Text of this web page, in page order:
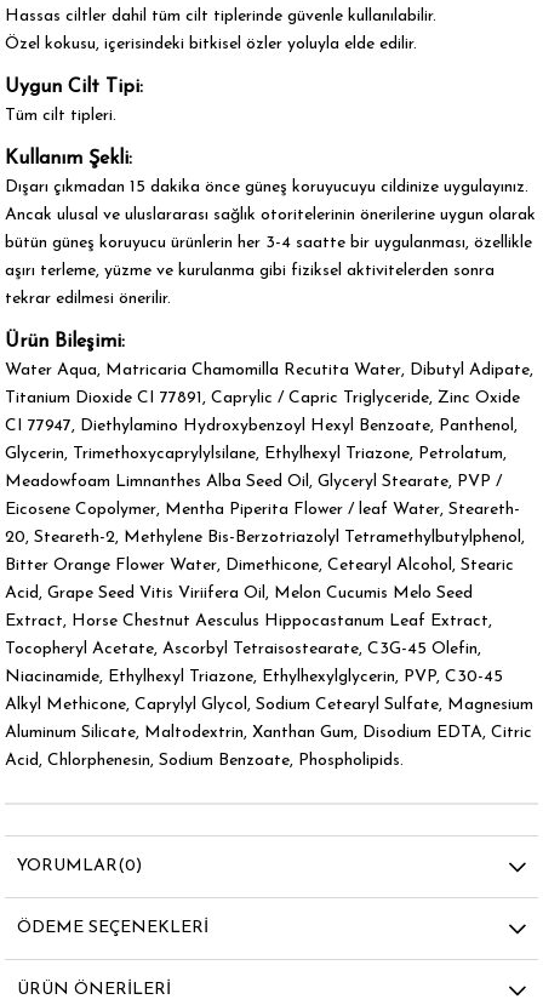
Hassas ciltler dahil tüm cilt tiplerinde güvenle kullanılabilir.
Özel kokusu, içerisindeki bitkisel özler yoluyla elde edilir.
Uygun Cilt Tipi:
Tüm cilt tipleri.
Kullanım Şekli:
Dışarı çıkmadan 15 dakika önce güneş koruyucuyu cildinize uygulayınız.
​Ancak ulusal ve uluslararası sağlık otoritelerinin önerilerine uygun olarak
bütün güneş koruyucu ürünlerin her 3-4 saatte bir uygulanması, özellikle
aşırı terleme, yüzme ve kurulanma gibi fiziksel aktivitelerden sonra
tekrar edilmesi önerilir.
Ürün Bileşimi:
Water Aqua, Matricaria Chamomilla Recutita Water, Dibutyl Adipate,
Titanium Dioxide CI 77891, Caprylic / Capric Triglyceride, Zinc Oxide
CI 77947, Diethylamino Hydroxybenzoyl Hexyl Benzoate, Panthenol,
Glycerin, Trimethoxycaprylylsilane, Ethylhexyl Triazone, Petrolatum,
Meadowfoam Limnanthes Alba Seed Oil, Glyceryl Stearate, PVP /
Eicosene Copolymer, Mentha Piperita Flower / leaf Water, Steareth-
20, Steareth-2, Methylene Bis-Berzotriazolyl Tetramethylbutylphenol,
Bitter Orange Flower Water, Dimethicone, Cetearyl Alcohol, Stearic
Acid, Grape Seed Vitis Viriifera Oil, Melon Cucumis Melo Seed
Extract, Horse Chestnut Aesculus Hippocastanum Leaf Extract,
Tocopheryl Acetate, Ascorbyl Tetraisostearate, C3G-45 Olefin,
Niacinamide, Ethylhexyl Triazone, Ethylhexylglycerin, PVP, C30-45
Alkyl Methicone, Caprylyl Glycol, Sodium Cetearyl Sulfate, Magnesium
Aluminum Silicate, Maltodextrin, Xanthan Gum, Disodium EDTA, Citric
Acid, Chlorphenesin, Sodium Benzoate, Phospholipids.
YORUMLAR(0)
ÖDEME SEÇENEKLERI
ÜRÜN ÖNERILERI